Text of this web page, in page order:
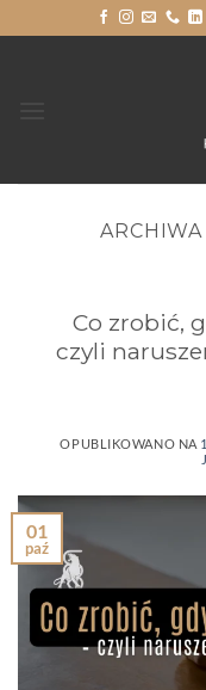
do
Co zrobić,
czyli
OPUBLIKOWANO NA
01
paź